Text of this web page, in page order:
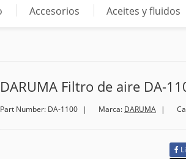
Accesorios Aceites y fluidos
DARUMA Filtro de aire DA-
Part Number: DA-1100 Marca: DARUMA